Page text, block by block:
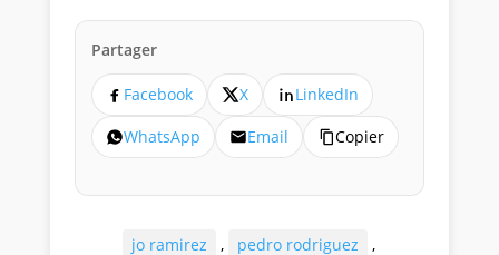
Partager
Facebook X
LinkedIn
WhatsApp
Email Copier
jo ramirez , pedro rodriguez ,